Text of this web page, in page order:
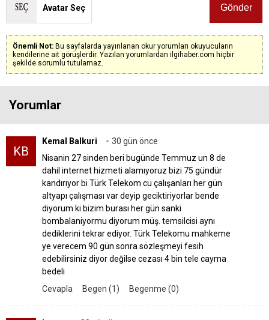
Avatar Seç
Önemli Not: Bu sayfalarda yayınlanan okur yorumları okuyucuların
kendilerine ait görüşlerdir. Yazılan yorumlardan ilgihaber.com hiçbir
şekilde sorumlu tutulamaz.
Yorumlar
KB
Kemal Balkuri
30 gün önce
Nisanin 27 sinden beri bugünde Temmuz un 8 de
dahil internet hizmeti alamıyoruz bizi 75 gündür
kandırıyor bi Türk Telekom cu çalışanları her gün
altyapı çalışması var deyip geciktiriyorlar bende
diyorum ki bizim burası her gün sanki
bombalaniyormu diyorum müş. temsilcisi aynı
dediklerini tekrar ediyor. Türk Telekomu mahkeme
ye verecem 90 gün sonra sözleşmeyi fesih
edebilirsiniz diyor değilse cezası 4 bin tele cayma
bedeli
Cevapla
Begen (1) Begenme (0)